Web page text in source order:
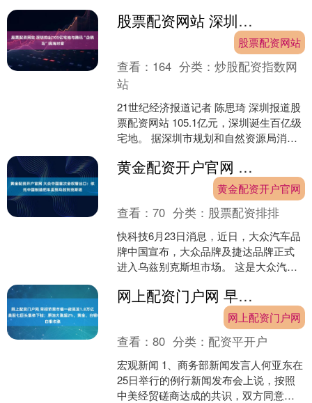
所高校的....
股票配资网站 深圳拍出105亿宅地 与腾讯“企鹅岛”隔海对望
股票配资网站
查看： 164 分类：炒股配资指数网
站
21世纪经济报道记者 陈思琦 深圳报道股
票配资网站 105.1亿元，深圳诞生百亿级
宅地。 据深圳市规划和自然资源局消
宗商品....
黄金配资开户官网 大众中国首次全权管出口：依托中国制造把车卖到乌兹别克斯坦
黄金配资开户官网
查看：70 分类： 股票配资排排
快科技6月23日消息，近日，大众汽车品
牌中国宣布，大众品牌及捷达品牌正式
进入乌兹别克斯坦市场。 这是大众汽车
市场出口的业务，也....
网上配资门户网 早报苹果市值一夜蒸发1.8万亿元，美股七巨头集体下挫；原油大涨超2%，黄金、白银收涨
网上配资门户网
查看：80 分类：配资平开户
宏观新闻 1、商务部新闻发言人何亚东在
25日举行的例行新闻发布会上说，按照
中美经贸磋商达成的共识，双方同意成